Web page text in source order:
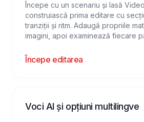
Începe cu un scenariu și lasă
construiască prima editare cu
tranziții și ritm. Adaugă propriile
imagini, apoi examinează fiecare
Începe editarea
Voci AI și opțiuni multilingve